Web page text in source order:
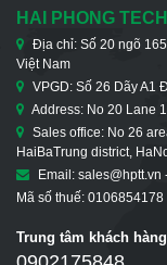
HAI PHONG
Địa chỉ: Số 20 ngõ
Việt Nam
VPGD: Số 26 Dãy A1
Address: No 20 Lane
Sales office: No 26
HaiBaTrung district,
Email:
Mã số thuế: 0106854178
Trung tâm khách hàng